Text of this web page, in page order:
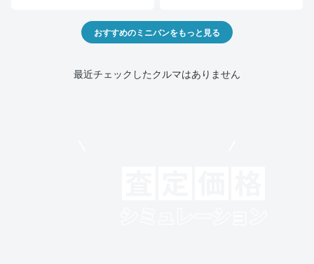
おすすめのミニバンをもっと見る
最近チェックしたクルマはありません